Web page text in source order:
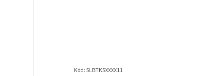
Kód:SLBTKSXXXX11